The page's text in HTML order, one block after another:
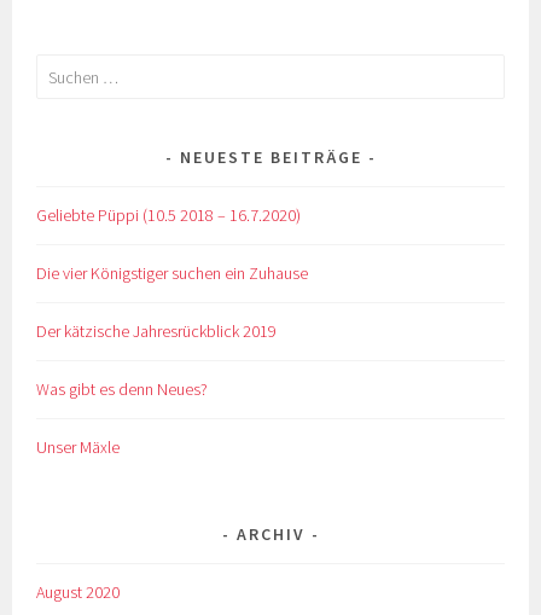
Suchen
NEUESTE BEITRÄGE
Geliebte Püppi (10.5 2018 – 16.7.2020)
Die vier Königstiger suchen ein Zuhause
Der kätzische Jahresrückblick 2019
Was gibt es denn Neues?
Unser Mäxle
ARCHIV
August 2020